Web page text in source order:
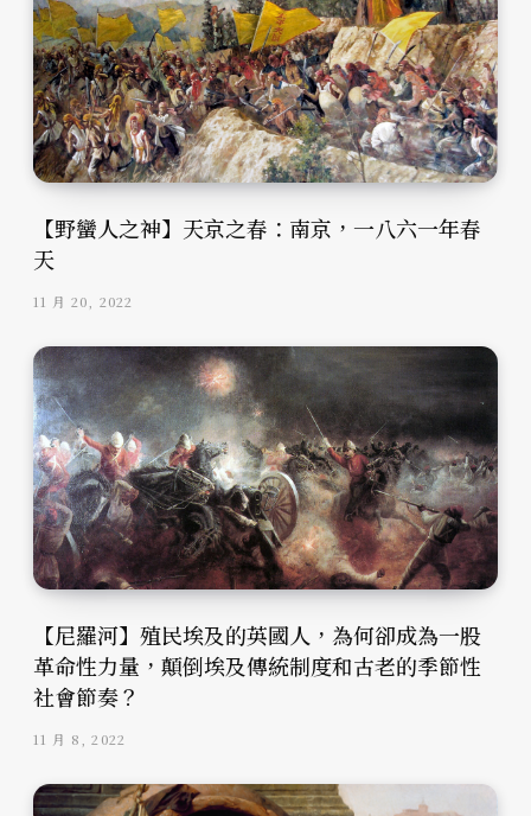
【野蠻人之神】天京之春：南京，一八六一年春
天
11 月 20, 2022
【尼羅河】殖民埃及的英國人，為何卻成為一股
革命性力量，顛倒埃及傳統制度和古老的季節性
社會節奏？
11 月 8, 2022